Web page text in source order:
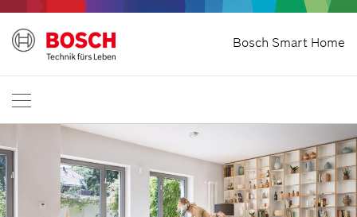
Bosch Smart Home
Start
International DE